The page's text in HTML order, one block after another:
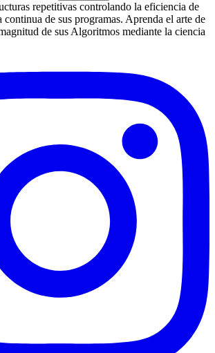
repetitivas controlando la eficiencia de
de sus programas. Aprenda el arte de
de sus Algoritmos mediante la ciencia